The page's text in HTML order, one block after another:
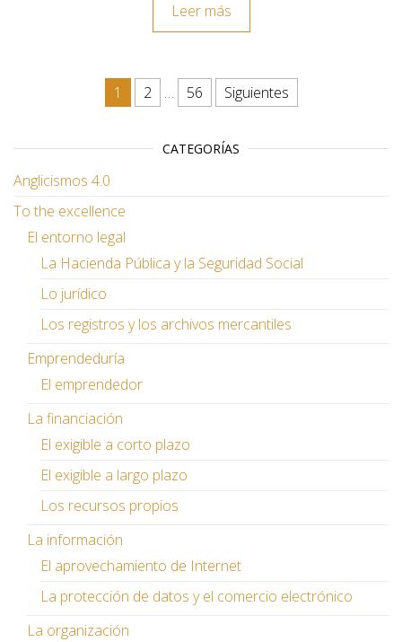
Leer más
Paginación de entradas
1 2 … 56 Siguientes
CATEGORÍAS
Anglicismos 4.0
To the excellence
El entorno legal
La Hacienda Pública y la Seguridad Social
Lo jurídico
Los registros y los archivos mercantiles
Emprendeduría
El emprendedor
La financiación
El exigible a corto plazo
El exigible a largo plazo
Los recursos propios
La información
El aprovechamiento de Internet
La protección de datos y el comercio electrónico
La organización